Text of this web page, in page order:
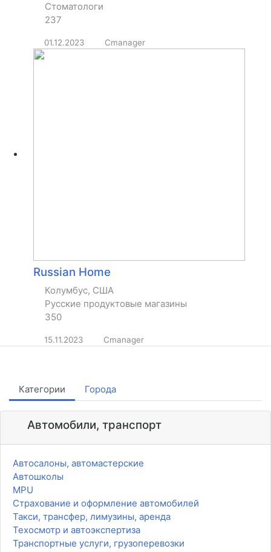
Стоматологи
237
01.12.2023 Cmanager
Russian Home
Колумбус, США
Русские продуктовые магазины
350
15.11.2023 Cmanager
Категории Города
Автомобили, транспорт
Автосалоны, автомастерские
Автошколы
MPU
Страхование и оформление автомобилей
Такси, трансфер, лимузины, аренда
Техосмотр и автоэкспертиза
Транспортные услуги, грузоперевозки